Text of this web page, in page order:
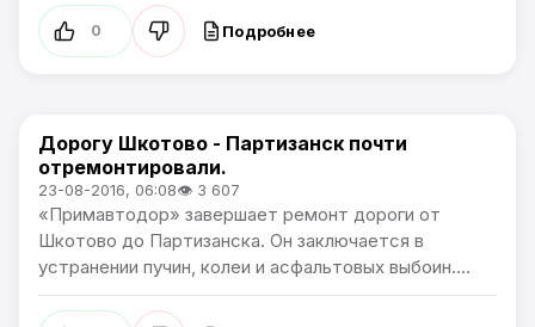
0 Подробнее
Новости Приморского края
Дорогу Шкотово - Партизанск почти
отремонтировали.
23-08-2016, 06:08👁 3 607
«Примавтодор» завершает ремонт дороги от
Шкотово до Партизанска. Он заключается в
устранении пучин, колеи и асфальтовых выбоин....